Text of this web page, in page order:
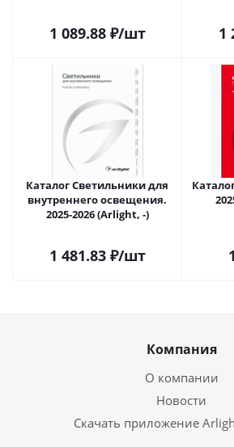
1 089.88₽/шт 1
Каталог Светильники для
внутреннего освещения.
2025-2026 (Arlight, -)
1 481.83₽/шт
Компания
О компании
Новости
Скачать приложение